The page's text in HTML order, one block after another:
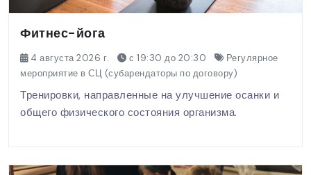
Фитнес-йога
4 августа 2026 г. с 19:30 до 20:30
Регулярное
мероприятие в СЦ (субарендаторы по договору)
Тренировки, направленные на улучшение осанки и
общего физического состояния организма.